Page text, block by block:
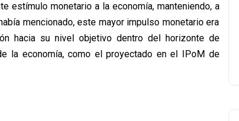
estímulo monetario a la economía, manteniendo, a
mencionado, este mayor impulso monetario era
hacia su nivel objetivo dentro del horizonte de
la economía, como el proyectado en el IPoM de